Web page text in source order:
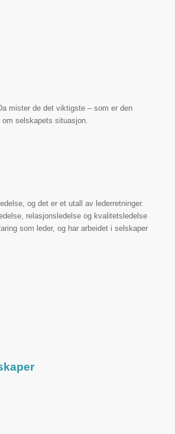
mister de det viktigste – som er den
selskapets situasjon.
og det er et utall av lederretninger.
relasjonsledelse og kvalitetsledelse
som leder, og har arbeidet i selskaper